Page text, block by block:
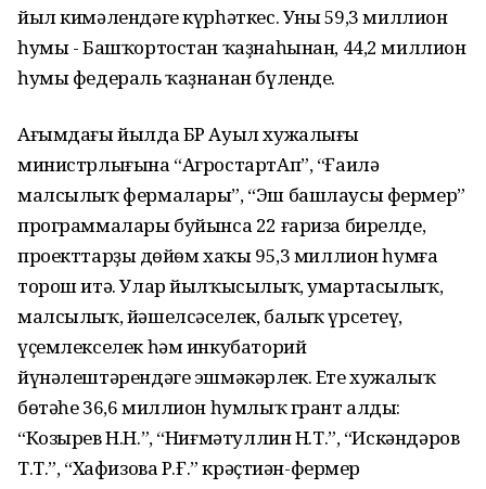
йыл кимәлендәге күрһәткес. Уның 59,3 миллион
һумы - Башҡортостан ҡаҙнаһынан, 44,2 миллион
һумы федераль ҡаҙнанан бүленде.
Ағымдағы йылда БР Ауыл хужалығы
министрлығына “АгростартАп”, “Ғаилә
малсылыҡ фермалары”, “Эш башлаусы фермер”
программалары буйынса 22 ғариза бирелде,
проекттарҙың дөйөм хаҡы 95,3 миллион һумға
торош итә. Улар йылҡысылыҡ, умартасылыҡ,
малсылыҡ, йәшелсәселек, балыҡ үрсетеү,
үҫемлекселек һәм инкубаторий
йүнәлештәрендәге эшмәкәрлек. Ете хужалыҡ
бөтәһе 36,6 миллион һумлыҡ грант алды:
“Козырев Н.Н.”, “Ниғмәтуллин Н.Т.”, “Искәндәров
Т.Т.”, “Хафизова Р.Ғ.” крәҫтиән-фермер